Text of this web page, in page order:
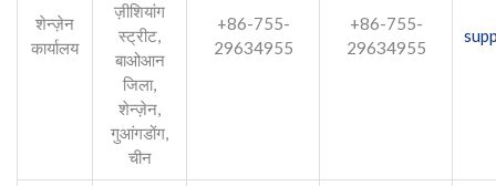
शेन्ज़ेन
कार्यालय
ज़ीशियांग
स्ट्रीट,
बाओआन
जिला,
शेन्ज़ेन,
गुआंगडोंग,
चीन
+86-755-
29634955
+86-755-
29634955